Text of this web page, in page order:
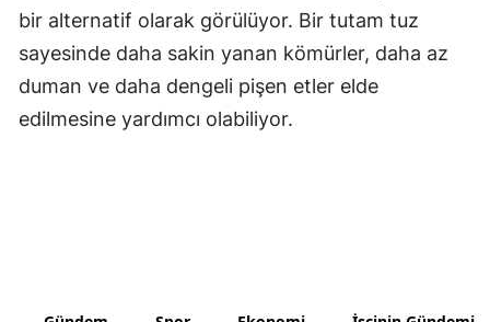
Karaman
bir alternatif olarak görülüyor. Bir tutam tuz
sayesinde daha sakin yanan kömürler, daha az
duman ve daha dengeli pişen etler elde
edilmesine yardımcı olabiliyor.